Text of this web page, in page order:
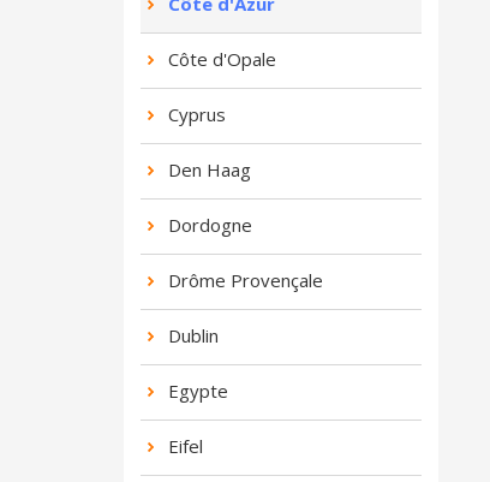
Côte d'Opale
Cyprus
Den Haag
Dordogne
Drôme Provençale
Dublin
Egypte
Eifel